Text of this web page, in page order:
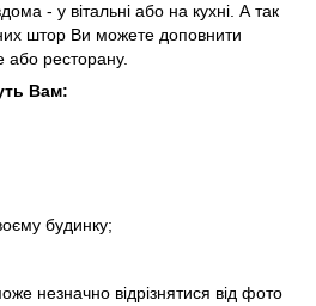
- у вітальні або на кухні. А так
штор Ви можете доповнити
або ресторану.
Вам:
будинку;
незначно відрізнятися від фото